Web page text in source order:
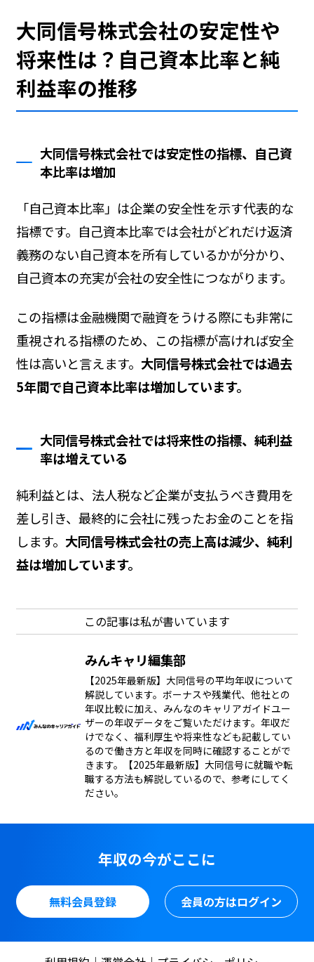
大同信号株式会社の安定性や
将来性は？自己資本比率と純
利益率の推移
大同信号株式会社では安定性の指標、自己資
本比率は増加
「自己資本比率」は企業の安全性を示す代表的な
指標です。自己資本比率では会社がどれだけ返済
義務のない自己資本を所有しているかが分かり、
自己資本の充実が会社の安全性につながります。
この指標は金融機関で融資をうける際にも非常に
重視される指標のため、この指標が高ければ安全
性は高いと言えます。 大同信号株式会社では過去
5年間で自己資本比率は増加しています。
大同信号株式会社では将来性の指標、純利益
率は増えている
純利益とは、法人税など企業が支払うべき費用を
差し引き、最終的に会社に残ったお金のことを指
します。 大同信号株式会社の売上高は減少、純利
益は増加しています。
この記事は私が書いています
みんキャリ編集部
【2025年最新版】大同信号の平均年収について
解説しています。ボーナスや残業代、他社との
年収比較に加え、みんなのキャリアガイドユー
ザーの年収データをご覧いただけます。年収だ
けでなく、福利厚生や将来性なども記載してい
るので働き方と年収を同時に確認することがで
きます。【2025年最新版】大同信号に就職や転
職する方法も解説しているので、参考にしてく
ださい。
年収の今がここに
無料会員登録 会員の方はログイン